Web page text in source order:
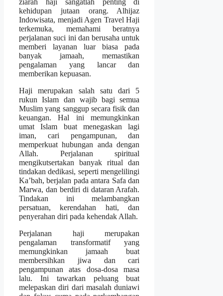
kehidupan jutaan orang. Alhijaz
Indowisata, menjadi Agen Travel Haji
terkemuka, memahami beratnya
perjalanan suci ini dan berusaha untuk
memberi layanan luar biasa pada
banyak jamaah, memastikan
pengalaman yang lancar dan
memberikan kepuasan.
Haji merupakan salah satu dari 5
rukun Islam dan wajib bagi semua
Muslim yang sanggup secara fisik dan
keuangan. Hal ini memungkinkan
umat Islam buat menegaskan lagi
iman, cari pengampunan, dan
memperkuat hubungan anda dengan
Allah. Perjalanan spiritual
mengikutsertakan banyak ritual dan
tindakan dedikasi, seperti mengelilingi
Ka’bah, berjalan pada antara Safa dan
Marwa, dan berdiri di dataran Arafah.
Tindakan ini melambangkan
persatuan, kerendahan hati, dan
penyerahan diri pada kehendak Allah.
Perjalanan haji merupakan
pengalaman transformatif yang
memungkinkan jamaah buat
membersihkan jiwa dan cari
pengampunan atas dosa-dosa masa
lalu. Ini tawarkan peluang buat
melepaskan diri dari masalah duniawi